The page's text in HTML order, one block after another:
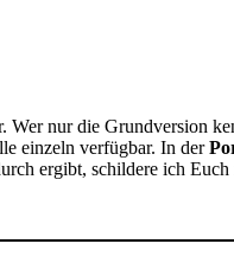
nur die Grundversion
einzeln verfügbar. In der
ergibt, schildere ich